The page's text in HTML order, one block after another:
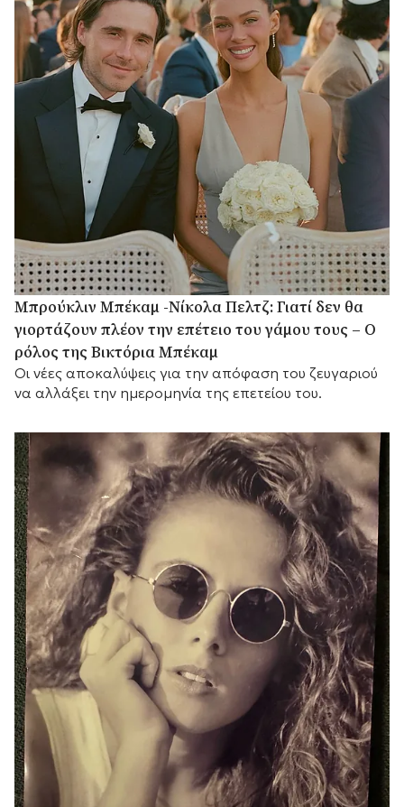
Μπρούκλιν Μπέκαμ -Νίκολα Πελτζ: Γιατί δεν θα
γιορτάζουν πλέον την επέτειο του γάμου τους – Ο
ρόλος της Βικτόρια Μπέκαμ
Οι νέες αποκαλύψεις για την απόφαση του ζευγαριού
να αλλάξει την ημερομηνία της επετείου του.